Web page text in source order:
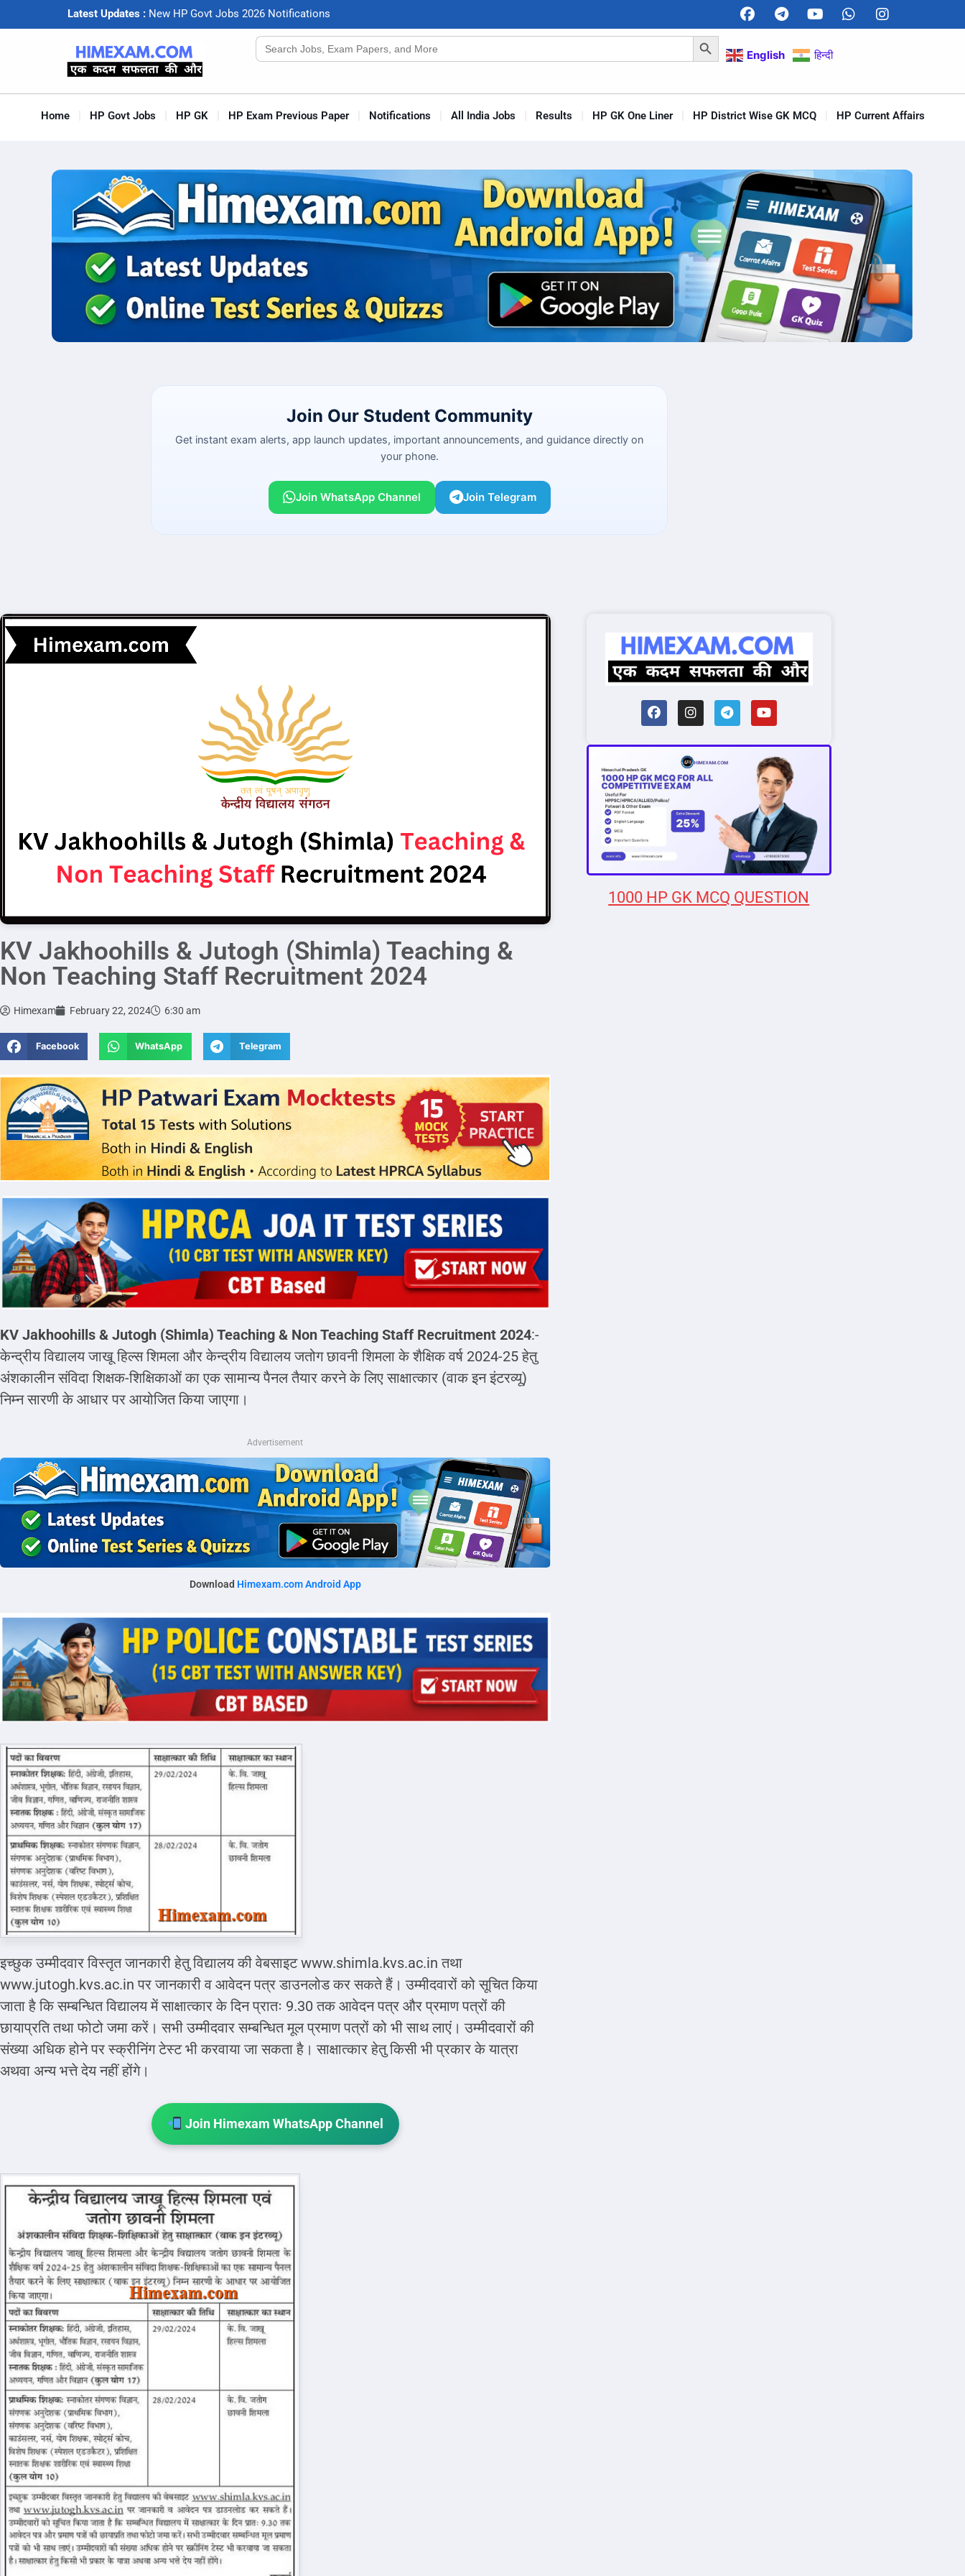
Latest Updates : New HP Govt Jobs 2026 Notifcations
Search
for:
Search Button
English
हिन्दी
Home HP Govt Jobs HP GK HP Exam Previous Paper Notifications All India Jobs Results HP GK One Liner HP District Wise GK MCQ HP Current Affairs
Join Our Student Community
Get instant exam alerts, app launch updates, important announcements, and guidance directly on
your phone.
Join WhatsApp Channel Join Telegram
KV Jakhoohills & Jutogh (Shimla) Teaching &
Non Teaching Staff Recruitment 2024
Himexam February 22, 2024 6:30 am
Facebook WhatsApp Telegram
KV Jakhoohills & Jutogh (Shimla) Teaching & Non Teaching Staff Recruitment 2024:-
केन्द्रीय विद्यालय जाखू हिल्स शिमला और केन्द्रीय विद्यालय जतोग छावनी शिमला के शैक्षिक वर्ष 2024-25 हेतु
अंशकालीन संविदा शिक्षक-शिक्षिकाओं का एक सामान्य पैनल तैयार करने के लिए साक्षात्कार (वाक इन इंटरव्यू)
निम्न सारणी के आधार पर आयोजित किया जाएगा।
Advertisement
Download Himexam.com Android App
इच्छुक उम्मीदवार विस्तृत जानकारी हेतु विद्यालय की वेबसाइट www.shimla.kvs.ac.in तथा
www.jutogh.kvs.ac.in पर जानकारी व आवेदन पत्र डाउनलोड कर सकते हैं। उम्मीदवारों को सूचित किया
जाता है कि सम्बन्धित विद्यालय में साक्षात्कार के दिन प्रातः 9.30 तक आवेदन पत्र और प्रमाण पत्रों की
छायाप्रति तथा फोटो जमा करें। सभी उम्मीदवार सम्बन्धित मूल प्रमाण पत्रों को भी साथ लाएं। उम्मीदवारों की
संख्या अधिक होने पर स्क्रीनिंग टेस्ट भी करवाया जा सकता है। साक्षात्कार हेतु किसी भी प्रकार के यात्रा
अथवा अन्य भत्ते देय नहीं होंगे।
Join Himexam WhatsApp Channel
1000 HP GK MCQ QUESTION